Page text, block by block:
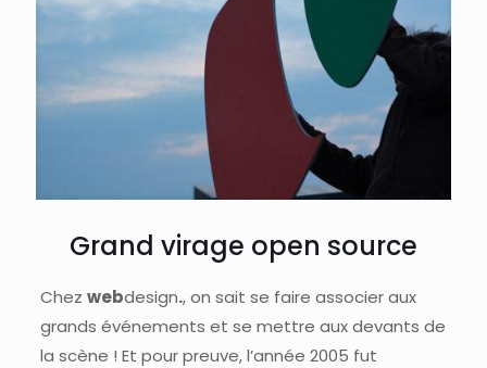
Grand virage open source
Chez webdesign., on sait se faire associer aux
grands événements et se mettre aux devants de
la scène ! Et pour preuve, l’année 2005 fut